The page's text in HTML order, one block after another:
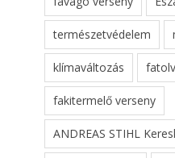
természetvédelem
klímaváltozás
fakitermelő verseny
ANDREAS STIHL